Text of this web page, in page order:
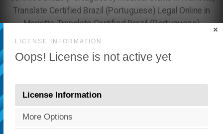
LICENSE INFORMATION
Oops! License is not active yet
×
License Information
More Options